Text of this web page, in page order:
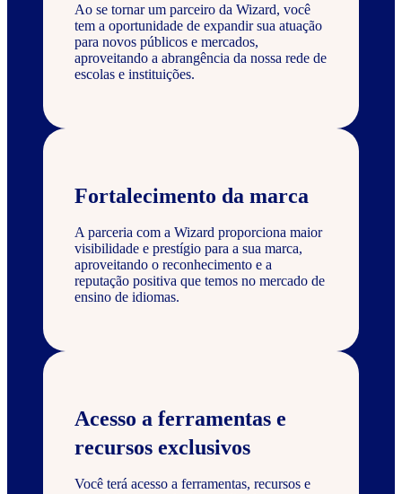
Ao se tornar um parceiro da Wizard, você
tem a oportunidade de expandir sua atuação
para novos públicos e mercados,
aproveitando a abrangência da nossa rede de
escolas e instituições.
Fortalecimento da marca
A parceria com a Wizard proporciona maior
visibilidade e prestígio para a sua marca,
aproveitando o reconhecimento e a
reputação positiva que temos no mercado de
ensino de idiomas.
Acesso a ferramentas e
recursos exclusivos
Você terá acesso a ferramentas, recursos e